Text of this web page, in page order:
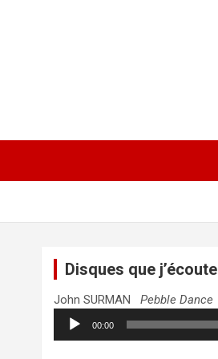
Disques que j’écoute
John SURMANPebble Dance
Lecteur
audio
00:00